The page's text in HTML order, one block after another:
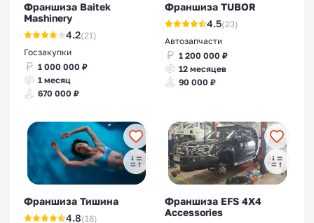
Франшизы колл-центров
Франшизы
офтальмологических
центров
Франшиза Baitek
Mashinery
4.2(21)
Госзакупки
1 000 000 ₽
1 месяц
670 000 ₽
Франшиза TUBOR
4.5(23)
Автозапчасти
1 200 000 ₽
12 месяцев
90 000 ₽
Франшиза Тишина
4.8(18)
Франшиза EFS 4X4
Accessories